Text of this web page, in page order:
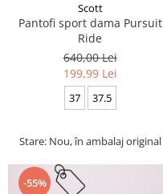
Scott
Pantofi sport dama Pursuit
Ride
640,00 Lei
199,99 Lei
37 37.5
Stare: Nou, în ambalaj original
-55%